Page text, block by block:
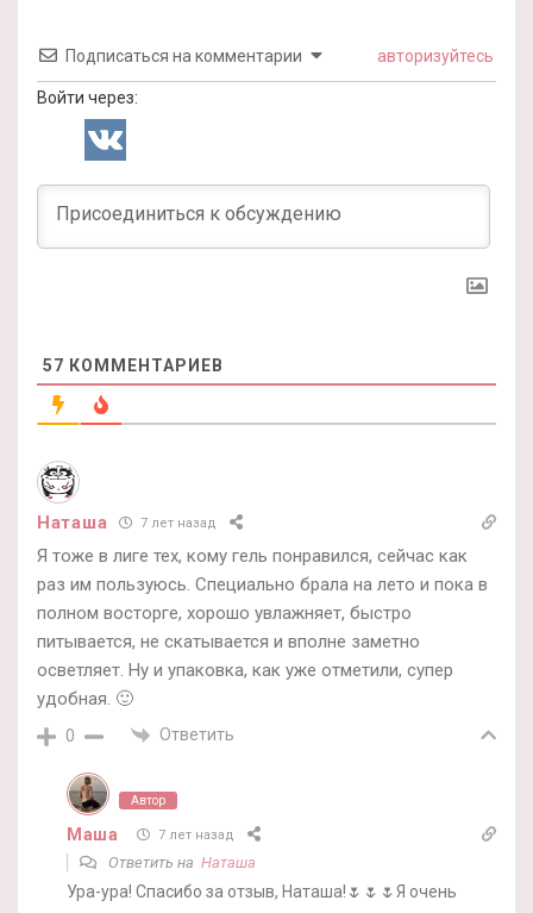
Подписаться на комментарии авторизуйтесь
Войти через:
57 КОММЕНТАРИЕВ
Наташа 7 лет назад
Я тоже в лиге тех, кому гель понравился, сейчас как
раз им пользуюсь. Специально брала на лето и пока в
полном восторге, хорошо увлажняет, быстро
питывается, не скатывается и вполне заметно
осветляет. Ну и упаковка, как уже отметили, супер
удобная. 🙂
0 Ответить
Автор
Маша 7 лет назад
Ответить на Наташа
Ура-ура! Спасибо за отзыв, Наташа!🌷🌷🌷Я очень